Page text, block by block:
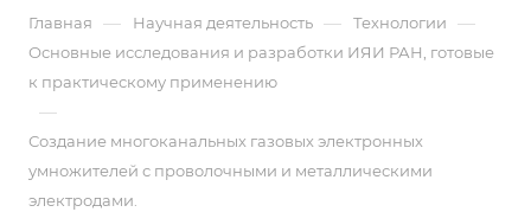
Главная — Научная деятельность — Технологии —
Основные исследования и разработки ИЯИ РАН, готовые
к практическому применению
—
Создание многоканальных газовых электронных
умножителей с проволочными и металлическими
электродами.